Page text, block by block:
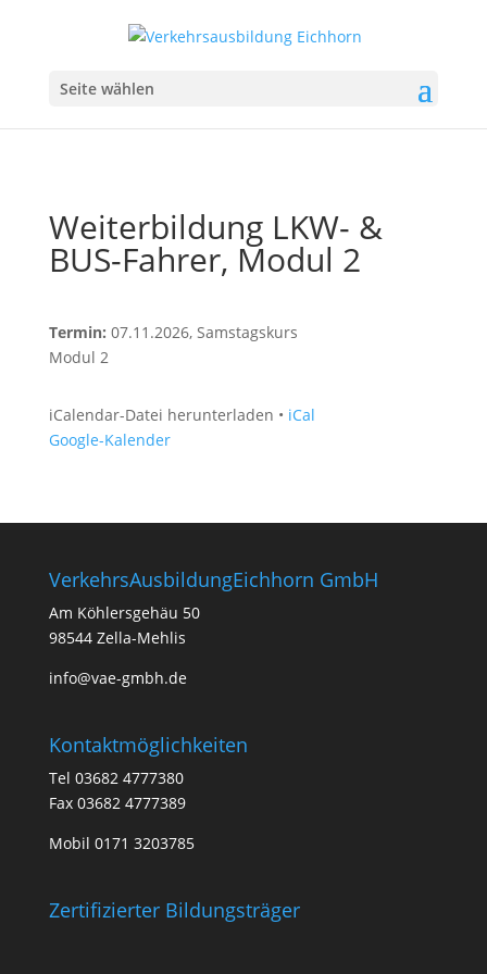
Seite wählen
Weiterbildung LKW- &
BUS-Fahrer, Modul 2
Termin: 07.11.2026, Samstagskurs
Modul 2
iCalendar-Datei herunterladen • iCal
Google-Kalender
VerkehrsAusbildungEichhorn GmbH
Am Köhlersgehäu 50
98544 Zella-Mehlis
info@vae-gmbh.de
Kontaktmöglichkeiten
Tel 03682 4777380
Fax 03682 4777389
Mobil 0171 3203785
Zertifizierter Bildungsträger